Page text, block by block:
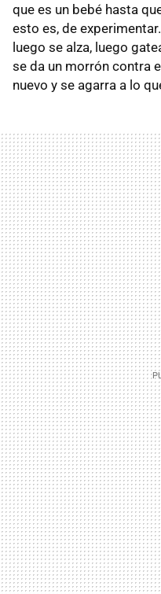
que es un bebé hasta
esto es, de
luego se alza, luego
se da un morrón contra
nuevo y se agarra a lo